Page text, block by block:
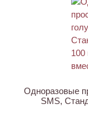
Одноразовые
SMS,